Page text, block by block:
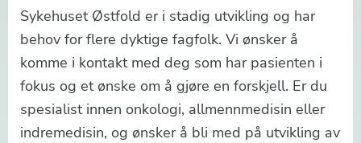
Sykehuset Østfold er i stadig utvikling og har
behov for flere dyktige fagfolk. Vi ønsker å
komme i kontakt med deg som har pasienten i
fokus og et ønske om å gjøre en forskjell. Er du
spesialist innen onkologi, allmennmedisin eller
indremedisin, og ønsker å bli med på utvikling av